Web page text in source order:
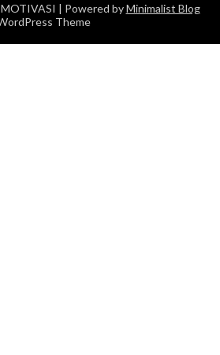
| Powered byMinimalist Blog
Theme